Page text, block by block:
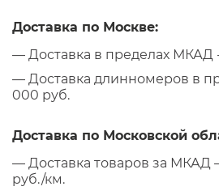
Доставка по Москве:
— Доставка в пределах МКАД
— Доставка длинномеров в
000 руб.
Доставка по Московской
— Доставка товаров за МКАД
руб./км.